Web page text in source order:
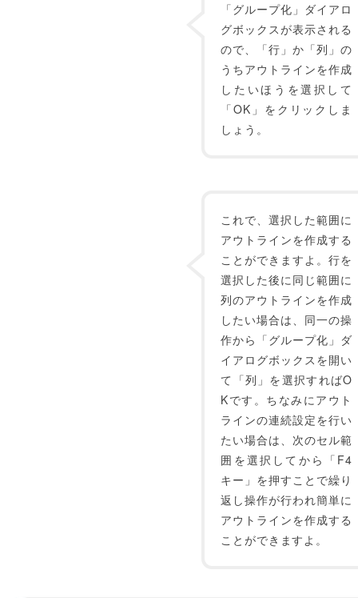
「グループ化」ダイアロ
グボックスが表示される
ので、「行」か「列」の
うちアウトラインを作成
したいほうを選択して
「OK」をクリックしま
しょう。
これで、選択した範囲に
アウトラインを作成する
ことができますよ。行を
選択した後に同じ範囲に
列のアウトラインを作成
したい場合は、同一の操
作から「グループ化」ダ
イアログボックスを開い
て「列」を選択すればO
Kです。ちなみにアウト
ラインの連続設定を行い
たい場合は、次のセル範
囲を選択してから「F4
キー」を押すことで繰り
返し操作が行われ簡単に
アウトラインを作成する
ことができますよ。